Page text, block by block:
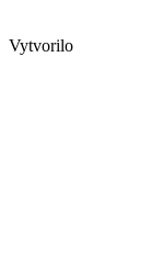
Vytvorilo